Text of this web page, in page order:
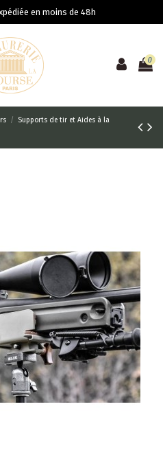
en moins de 48h
0
Supports de tir et Aides à la